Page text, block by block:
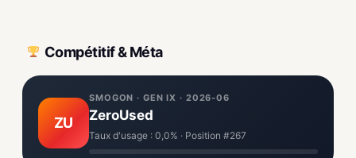
Compétitif & Méta
ZU
SMOGON · GEN IX · 2026-06
ZeroUsed
Taux d'usage : 0,0% · Position #267